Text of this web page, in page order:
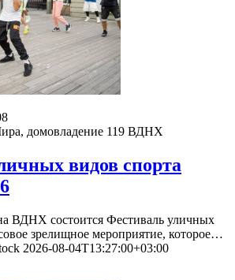
домовладение 119 ВДНХ
видов спорта
ВДНХ состоится Фестиваль уличных
зрелищное мероприятие, которое…
2026-08-04T13:27:00+03:00